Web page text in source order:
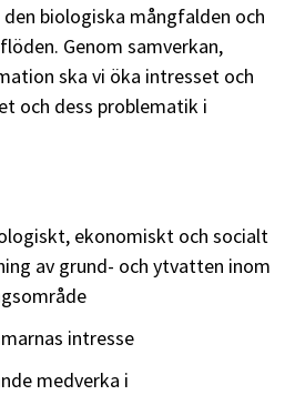
biologiska mångfalden och
Genom samverkan,
ska vi öka intresset och
och dess problematik i
ekonomiskt och socialt
av grund- och ytvatten inom
intresse
medverka i